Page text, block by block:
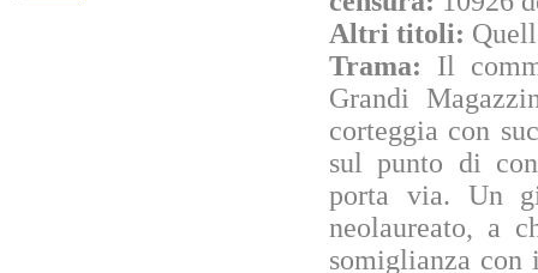
Altri titoli:
Trama: Il
Grandi
corteggia con
sul punto di
porta via. Un
neolaureato, a
somiglianza con